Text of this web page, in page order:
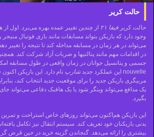
حالت کریر
حالت کریر فیفا ۲۱
از چندین تغییر عمده بهره می‌برد. اول از
وجود دارد که بازیکن بتواند مسابقات مانند بازی فوتبال
می‌تواند در هر زمان در مسابقه مداخله کند تا نتیجه را تغییر
در اقدامات مهم مانند پنالتیها و ضربات آزاد شرکت کند.
nouvelle این عملکرد جدید
شارپ نام دارد. این بازیکن
مربیگری بازیکن جدید را برای موقعیت جدید انتخاب کند،
یک مدافع می‌تواند وینگر شود یا یک هافبک دفاعی می‌تواند
بگیرد.
این بازیکن هم‌اکنون می‌تواند روزهای خاص استراحت و
بدنی بازیکنان خود تعریف کند. سیستم انتقال نیز تکامل
بیشتری را ارائه می‌دهد. گنجاندن گزینه خرید در حین قرض